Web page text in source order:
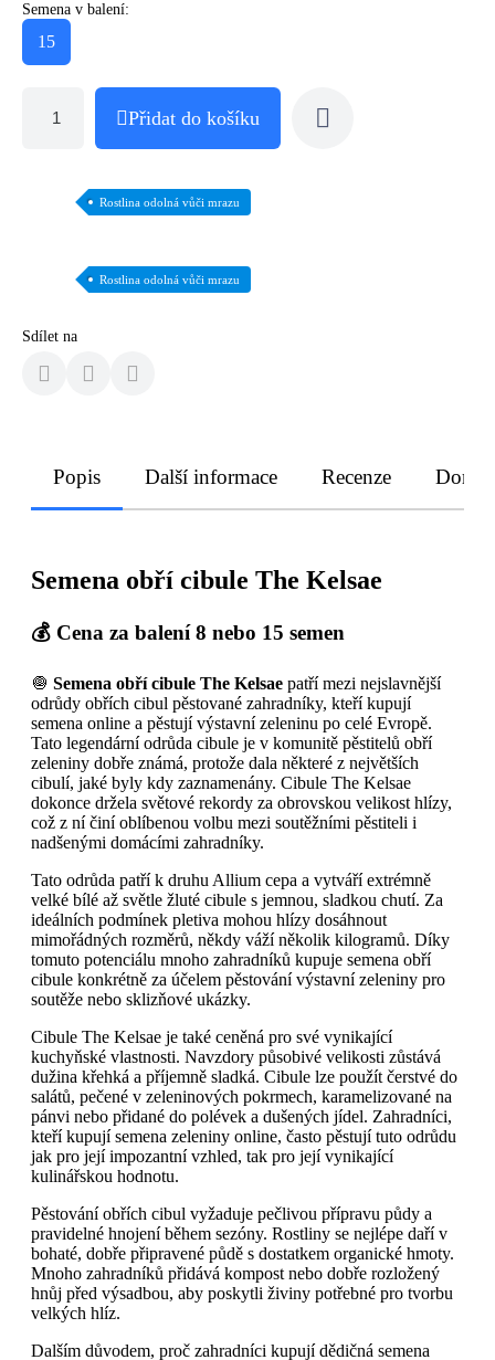
Semena v balení:
15
Přidat do košíku
Rostlina odolná vůči mrazu
Rostlina odolná vůči mrazu
Sdílet na
Popis Další informace Recenze
Semena obří cibule The Kelsae
💰 Cena za balení 8 nebo 15 semen
🧅 Semena obří cibule The Kelsae patří mezi nejslavnější
odrůdy obřích cibul pěstované zahradníky, kteří kupují
semena online a pěstují výstavní zeleninu po celé Evropě.
Tato legendární odrůda cibule je v komunitě pěstitelů obří
zeleniny dobře známá, protože dala některé z největších
cibulí, jaké byly kdy zaznamenány. Cibule The Kelsae
dokonce držela světové rekordy za obrovskou velikost hlízy,
což z ní činí oblíbenou volbu mezi soutěžními pěstiteli i
nadšenými domácími zahradníky.
Tato odrůda patří k druhu Allium cepa a vytváří extrémně
velké bílé až světle žluté cibule s jemnou, sladkou chutí. Za
ideálních podmínek pletiva mohou hlízy dosáhnout
mimořádných rozměrů, někdy váží několik kilogramů. Díky
tomuto potenciálu mnoho zahradníků kupuje semena obří
cibule konkrétně za účelem pěstování výstavní zeleniny pro
soutěže nebo sklizňové ukázky.
Cibule The Kelsae je také ceněná pro své vynikající
kuchyňské vlastnosti. Navzdory působivé velikosti zůstává
dužina křehká a příjemně sladká. Cibule lze použít čerstvé do
salátů, pečené v zeleninových pokrmech, karamelizované na
pánvi nebo přidané do polévek a dušených jídel. Zahradníci,
kteří kupují semena zeleniny online, často pěstují tuto odrůdu
jak pro její impozantní vzhled, tak pro její vynikající
kulinářskou hodnotu.
Pěstování obřích cibul vyžaduje pečlivou přípravu půdy a
pravidelné hnojení během sezóny. Rostliny se nejlépe daří v
bohaté, dobře připravené půdě s dostatkem organické hmoty.
Mnoho zahradníků přidává kompost nebo dobře rozložený
hnůj před výsadbou, aby poskytli živiny potřebné pro tvorbu
velkých hlíz.
Dalším důvodem, proč zahradníci kupují dědičná semena